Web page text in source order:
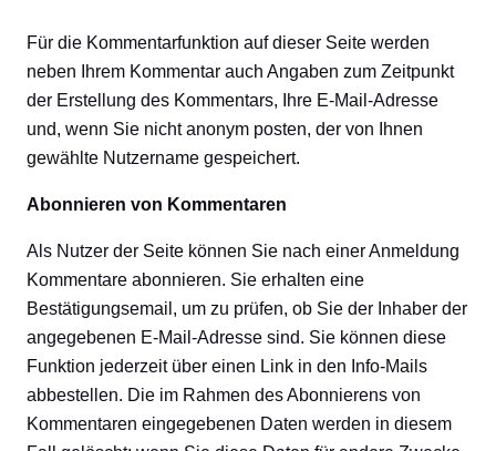
Für die Kommentarfunktion auf dieser Seite werden
neben Ihrem Kommentar auch Angaben zum Zeitpunkt
der Erstellung des Kommentars, Ihre E-Mail-Adresse
und, wenn Sie nicht anonym posten, der von Ihnen
gewählte Nutzername gespeichert.
Abonnieren von Kommentaren
Als Nutzer der Seite können Sie nach einer Anmeldung
Kommentare abonnieren. Sie erhalten eine
Bestätigungsemail, um zu prüfen, ob Sie der Inhaber der
angegebenen E-Mail-Adresse sind. Sie können diese
Funktion jederzeit über einen Link in den Info-Mails
abbestellen. Die im Rahmen des Abonnierens von
Kommentaren eingegebenen Daten werden in diesem